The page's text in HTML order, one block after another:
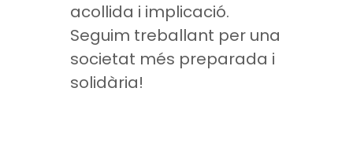
acollida i implicació.
Seguim treballant per una
societat més preparada i
solidària!